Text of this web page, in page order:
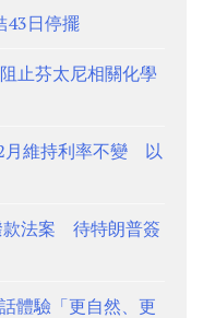
43日停擺
止芬太尼相關化學
月維持利率不變 以
款法案 待特朗普簽
體驗「更自然、更